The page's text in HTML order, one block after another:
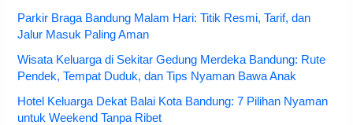
Parkir Braga Bandung Malam Hari: Titik Resmi, Tarif, dan
Jalur Masuk Paling Aman
Wisata Keluarga di Sekitar Gedung Merdeka Bandung: Rute
Pendek, Tempat Duduk, dan Tips Nyaman Bawa Anak
Hotel Keluarga Dekat Balai Kota Bandung: 7 Pilihan Nyaman
untuk Weekend Tanpa Ribet